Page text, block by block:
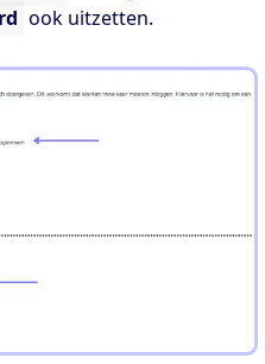
ook uitzetten.